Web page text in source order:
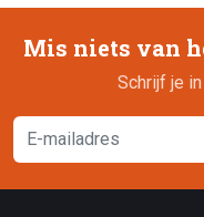
Mis niets van
Schrijf je